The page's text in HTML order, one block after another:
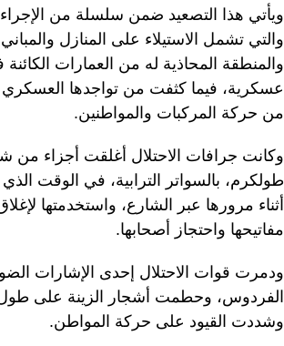
ويأتي هذا التصعيد ضمن سلسلة من
والتي تشمل الاستيلاء على المنازل
والمنطقة المحاذية له من العمارات
عسكرية، فيما كثفت من تواجدها
من حركة المركبات والمواطنين.
وكانت جرافات الاحتلال أغلقت أجزاء من
طولكرم، بالسواتر الترابية، في الوقت
أثناء مرورها عبر الشارع، واستخدمتها
مفاتيحها واحتجاز أصحابها.
ودمرت قوات الاحتلال إحدى الإشارات
الفردوس، وحطمت أشجار الزينة على طول
وشددت القيود على حركة المواطن.